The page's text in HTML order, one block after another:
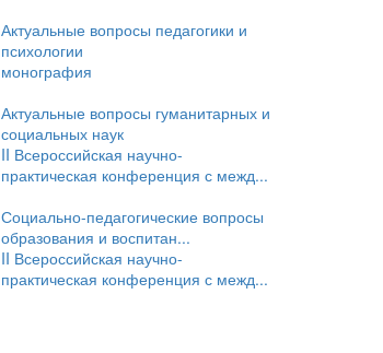
Актуальные вопросы педагогики и
психологии
монография
Актуальные вопросы гуманитарных и
социальных наук
II Всероссийская научно-
практическая конференция с межд...
Социально-педагогические вопросы
образования и воспитан...
II Всероссийская научно-
практическая конференция с межд...